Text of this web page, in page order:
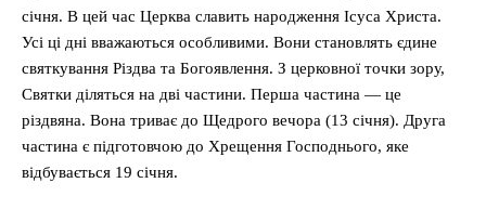
січня. В цей час Церква славить народження Ісуса Христа.
Усі ці дні вважаються особливими. Вони становлять єдине
святкування Різдва та Богоявлення. З церковної точки зору,
Святки діляться на дві частини. Перша частина — це
різдвяна. Вона триває до Щедрого вечора (13 січня). Друга
частина є підготовчою до Хрещення Господнього, яке
відбувається 19 січня.